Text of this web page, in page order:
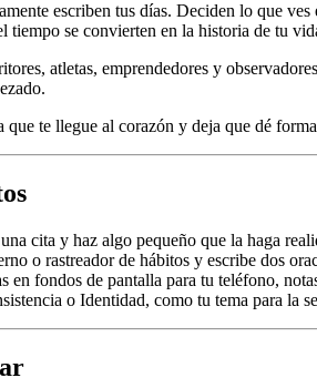
escriben tus días. Deciden lo que
tiempo se convierten en la historia de tu
atletas, emprendedores y
te llegue al corazón y deja que dé
cita y haz algo pequeño que la haga
o rastreador de hábitos y escribe dos
en fondos de pantalla para tu teléfono,
o Identidad, como tu tema para la